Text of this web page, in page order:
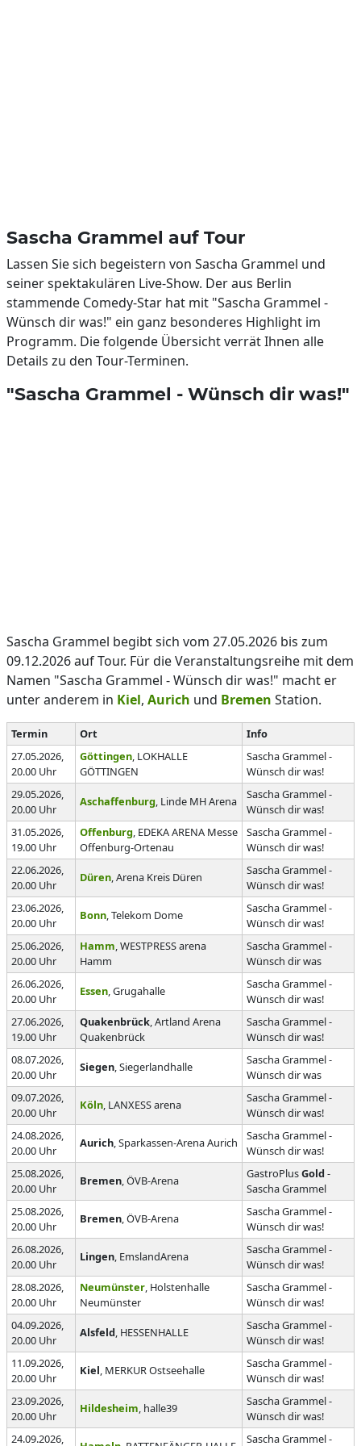
Sascha Grammel auf Tour
Lassen Sie sich begeistern von Sascha Grammel und
seiner spektakulären Live-Show. Der aus Berlin
stammende Comedy-Star hat mit "Sascha Grammel -
Wünsch dir was!" ein ganz besonderes Highlight im
Programm. Die folgende Übersicht verrät Ihnen alle
Details zu den Tour-Terminen.
"Sascha Grammel - Wünsch dir was!"
Sascha Grammel begibt sich vom 27.05.2026 bis zum
09.12.2026 auf Tour. Für die Veranstaltungsreihe mit dem
Namen "Sascha Grammel - Wünsch dir was!" macht er
unter anderem in Kiel, Aurich und Bremen Station.
Termin Ort
Info
27.05.2026,
20.00 Uhr
Göttingen, LOKHALLE
GÖTTINGEN
Sascha Grammel -
Wünsch dir was!
29.05.2026,
20.00 Uhr
Aschaffenburg, Linde MH Arena
Sascha Grammel -
Wünsch dir was!
31.05.2026,
19.00 Uhr
Offenburg, EDEKA ARENA Messe
Offenburg-Ortenau
Sascha Grammel -
Wünsch dir was!
22.06.2026,
20.00 Uhr
Düren, Arena Kreis Düren
Sascha Grammel -
Wünsch dir was!
23.06.2026,
20.00 Uhr
Bonn, Telekom Dome
Sascha Grammel -
Wünsch dir was!
25.06.2026,
20.00 Uhr
Hamm, WESTPRESS arena
Hamm
Sascha Grammel -
Wünsch dir was
26.06.2026,
20.00 Uhr
Essen, Grugahalle
Sascha Grammel -
Wünsch dir was!
27.06.2026,
19.00 Uhr
Quakenbrück, Artland Arena
Quakenbrück
Sascha Grammel -
Wünsch dir was!
08.07.2026,
20.00 Uhr
Siegen, Siegerlandhalle
Sascha Grammel -
Wünsch dir was
09.07.2026,
20.00 Uhr
Köln, LANXESS arena
Sascha Grammel -
Wünsch dir was!
24.08.2026,
20.00 Uhr
Aurich, Sparkassen-Arena Aurich
Sascha Grammel -
Wünsch dir was!
25.08.2026,
20.00 Uhr
Bremen, ÖVB-Arena GastroPlusGold-
Sascha Grammel
25.08.2026,
20.00 Uhr
Bremen, ÖVB-Arena
Sascha Grammel -
Wünsch dir was!
26.08.2026,
20.00 Uhr
Lingen, EmslandArena
Sascha Grammel -
Wünsch dir was!
28.08.2026,
20.00 Uhr
Neumünster, Holstenhalle
Neumünster
Sascha Grammel -
Wünsch dir was!
04.09.2026,
20.00 Uhr
Alsfeld, HESSENHALLE
Sascha Grammel -
Wünsch dir was!
11.09.2026,
20.00 Uhr
Kiel, MERKUR Ostseehalle
Sascha Grammel -
Wünsch dir was!
23.09.2026,
20.00 Uhr
Hildesheim, halle39
Sascha Grammel -
Wünsch dir was!
24.09.2026,
Sascha Grammel -